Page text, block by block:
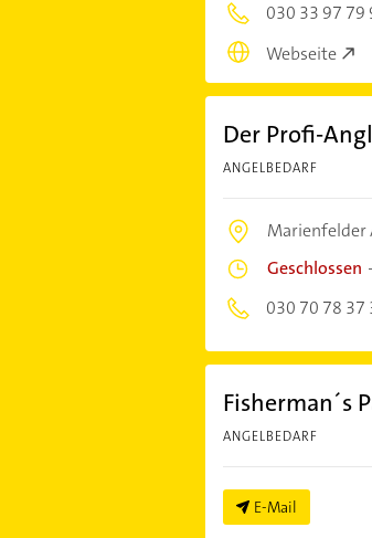
030 33 97 79
Webseite
Der Profi-
ANGELBEDARF
Marienfelder
Geschlossen
030 70 78 37
Fisherman´s
ANGELBEDARF
E-Mail